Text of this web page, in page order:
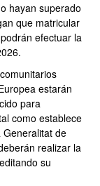
hayan superado
que matricular
efectuar la
estarán
para
como establece
de
realizar la
su